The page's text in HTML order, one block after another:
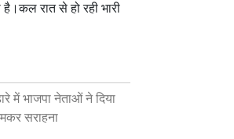
है।कल रात से हो रही भारी
में भाजपा नेताओं ने दिया
सराहना